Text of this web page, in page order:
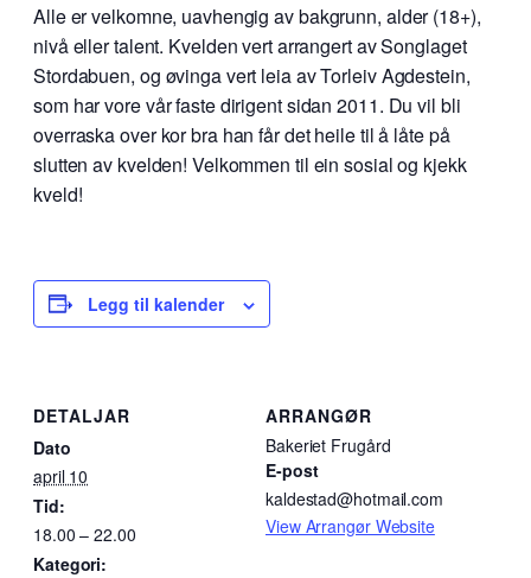
Alle er velkomne, uavhengig av bakgrunn, alder (18+),
nivå eller talent. Kvelden vert arrangert av Songlaget
Stordabuen, og øvinga vert leia av Torleiv Agdestein,
som har vore vår faste dirigent sidan 2011. Du vil bli
overraska over kor bra han får det heile til å låte på
slutten av kvelden! Velkommen til ein sosial og kjekk
kveld!
Legg til kalender
DETALJAR
Dato
april 10
Tid:
18.00 – 22.00
Kategori:
ARRANGØR
Bakeriet Frugård
E-post
kaldestad@hotmail.com
View Arrangør Website